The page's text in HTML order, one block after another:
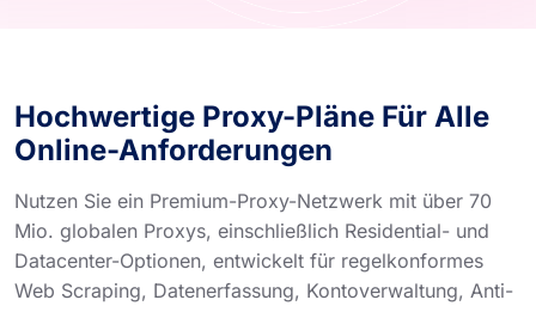
Hochwertige Proxy-Pläne Für Alle
Online-Anforderungen
Nutzen Sie ein Premium-Proxy-Netzwerk mit über 70
Mio. globalen Proxys, einschließlich Residential- und
Datacenter-Optionen, entwickelt für regelkonformes
Web Scraping, Datenerfassung, Kontoverwaltung, Anti-